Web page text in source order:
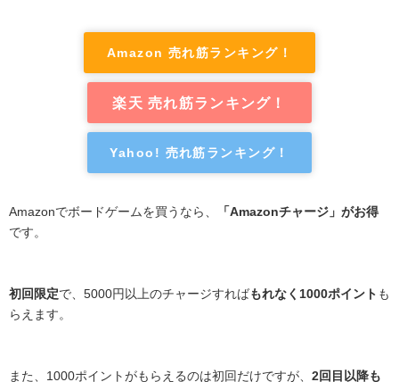
Amazon 売れ筋ランキング！
楽天 売れ筋ランキング！
Yahoo! 売れ筋ランキング！
Amazonでボードゲームを買うなら、
「Amazonチャージ」がお得
です。
初回限定で、5000円以上のチャージすればもれなく1000ポイント も
らえます。
また、1000ポイントがもらえるのは初回だけですが、 2回目以降も